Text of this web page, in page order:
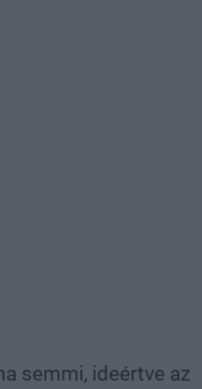
semmi, ideértve az